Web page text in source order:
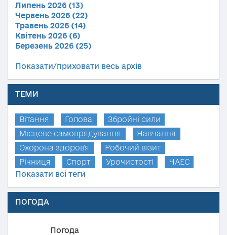
Липень 2026 (13)
Червень 2026 (22)
Травень 2026 (14)
Квітень 2026 (6)
Березень 2026 (25)
Показати/приховати весь архів
ТЕМИ
Вітання Голова
Збройні сили
Місцеве самоврядування
Навчання
Охорона здоров'я
Робочий візит
Річниця
Спорт Урочистості
ЧАЕС
Показати всі теги
ПОГОДА
Погода